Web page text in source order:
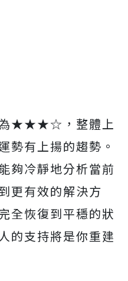
為★★★☆，整體上
勢有上揚的趨勢。
夠冷靜地分析當前
更有效的解決方
全恢復到平穩的狀
的支持將是你重建